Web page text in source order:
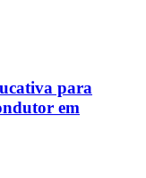
para
em